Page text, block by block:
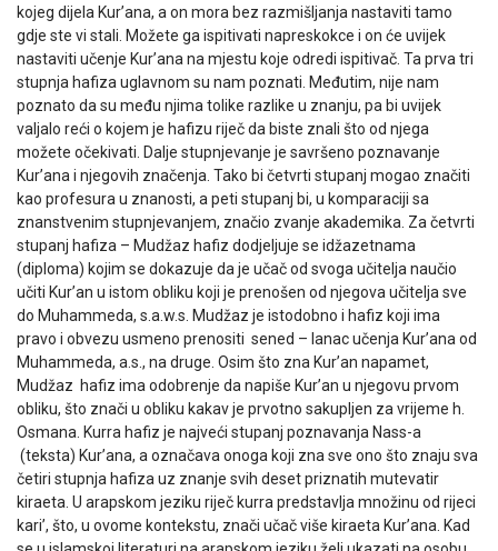
kojeg dijela Kur’ana, a on mora bez razmišljanja nastaviti tamo
gdje ste vi stali. Možete ga ispitivati napreskokce i on će uvijek
nastaviti učenje Kur’ana na mjestu koje odredi ispitivač. Ta prva tri
stupnja hafiza uglavnom su nam poznati. Međutim, nije nam
poznato da su među njima tolike razlike u znanju, pa bi uvijek
valjalo reći o kojem je hafizu riječ da biste znali što od njega
možete očekivati. Dalje stupnjevanje je savršeno poznavanje
Kur’ana i njegovih značenja. Tako bi četvrti stupanj mogao značiti
kao profesura u znanosti, a peti stupanj bi, u komparaciji sa
znanstvenim stupnjevanjem, značio zvanje akademika. Za četvrti
stupanj hafiza – Mudžaz hafiz dodjeljuje se idžazetnama
(diploma) kojim se dokazuje da je učač od svoga učitelja naučio
učiti Kur’an u istom obliku koji je prenošen od njegova učitelja sve
do Muhammeda, s.a.w.s. Mudžaz je istodobno i hafiz koji ima
pravo i obvezu usmeno prenositi sened – lanac učenja Kur’ana od
Muhammeda, a.s., na druge. Osim što zna Kur’an napamet,
Mudžaz hafiz ima odobrenje da napiše Kur’an u njegovu prvom
obliku, što znači u obliku kakav je prvotno sakupljen za vrijeme h.
Osmana. Kurra hafiz je najveći stupanj poznavanja Nass-a
(teksta) Kur’ana, a označava onoga koji zna sve ono što znaju sva
četiri stupnja hafiza uz znanje svih deset priznatih mutevatir
kiraeta. U arapskom jeziku riječ kurra predstavlja množinu od rijeci
kari’, što, u ovome kontekstu, znači učač više kiraeta Kur’ana. Kad